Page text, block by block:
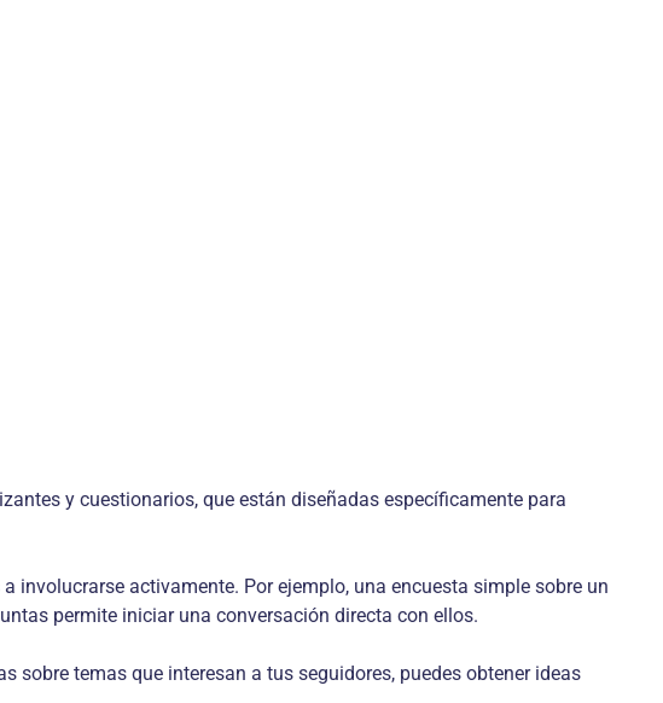
y cuestionarios, que están diseñadas específicamente para
involucrarse activamente. Por ejemplo, una encuesta simple sobre un
permite iniciar una conversación directa con ellos.
temas que interesan a tus seguidores, puedes obtener ideas